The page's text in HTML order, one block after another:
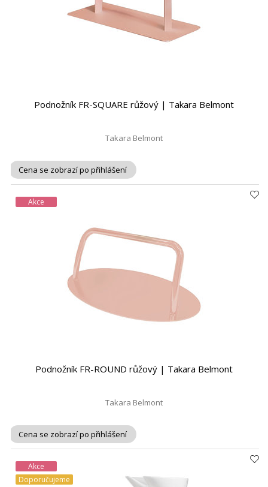
Podnožník FR-SQUARE růžový | Takara Belmont
Takara Belmont
Cena se zobrazí po přihlášení
Akce
Podnožník FR-ROUND růžový | Takara Belmont
Takara Belmont
Cena se zobrazí po přihlášení
Akce
Doporučujeme